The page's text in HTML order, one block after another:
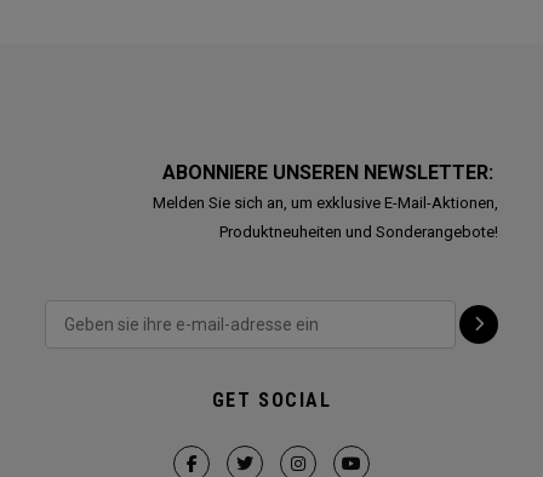
ABONNIERE UNSEREN NEWSLETTER:
Melden Sie sich an, um exklusive E-Mail-Aktionen,
Produktneuheiten und Sonderangebote!
GET SOCIAL